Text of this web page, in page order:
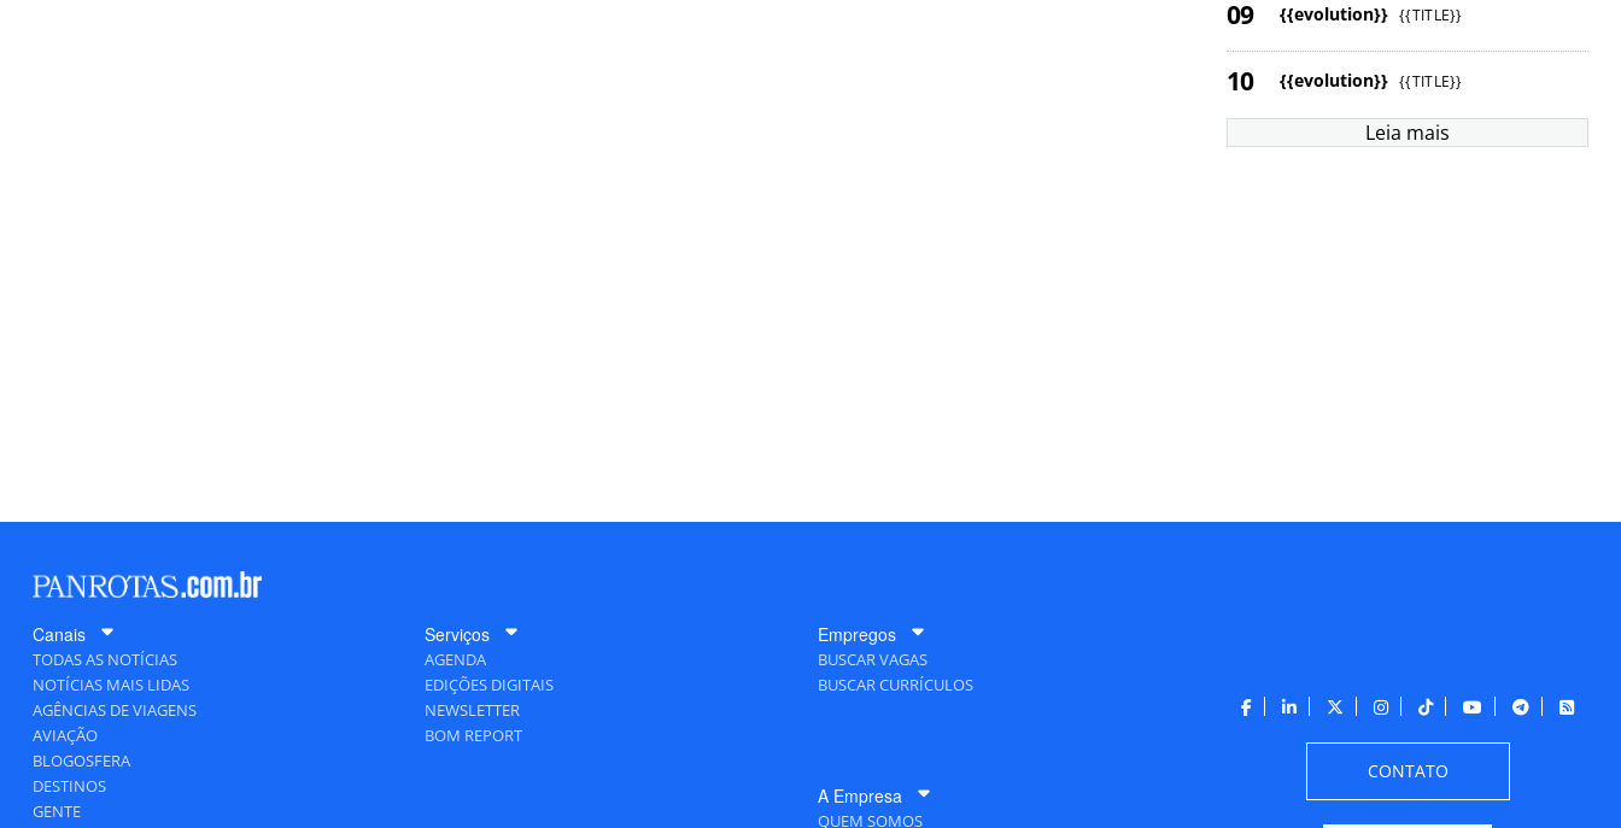
{{evolution}} {{TITLE}}
{{evolution}} {{TITLE}}
Leia mais
Canais
TODAS AS NOTÍCIAS
NOTÍCIAS MAIS LIDAS
AGÊNCIAS DE VIAGENS
AVIAÇÃO
BLOGOSFERA
DESTINOS
GENTE
Serviços
AGENDA
EDIÇÕES DIGITAIS
NEWSLETTER
BOM REPORT
Empregos
BUSCAR VAGAS
BUSCAR CURRÍCULOS
A Empresa
QUEM SOMOS
CONTATO